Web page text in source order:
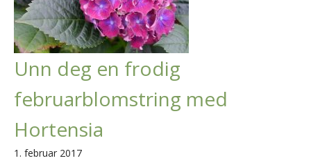
Unn deg en frodig
februarblomstring med
Hortensia
1. februar 2017